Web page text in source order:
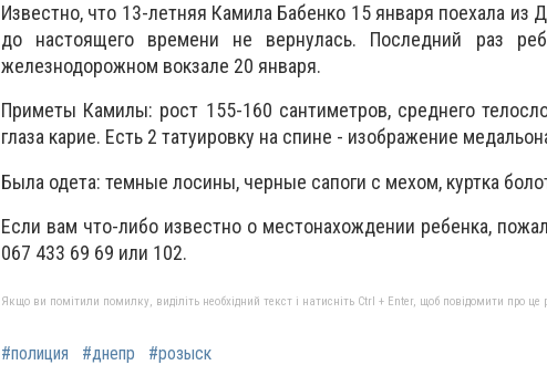
Известно, что 13-летняя Камила Бабенко 15 января поехала из
до настоящего времени не вернулась. Последний раз
железнодорожном вокзале 20 января.
Приметы Камилы: рост 155-160 сантиметров, среднего
глаза карие. Есть 2 татуировку на спине - изображение
Была одета: темные лосины, черные сапоги с мехом, куртка
Если вам что-либо известно о местонахождении ребенка,
067 433 69 69 или 102.
Якщо ви помітили помилку, виділіть необхідний текст і натисніть Ctrl + Enter, щоб повідомити про це
#полиция #днепр #розыск